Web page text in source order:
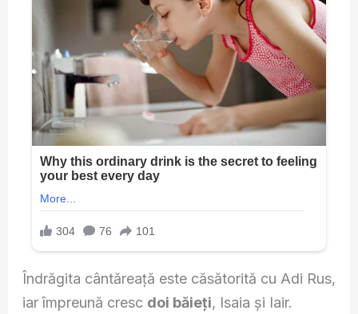
Îndrăgita cântăreață este căsătorită cu Adi Rus,
iar împreună cresc doi băieți, Isaia și Iair.